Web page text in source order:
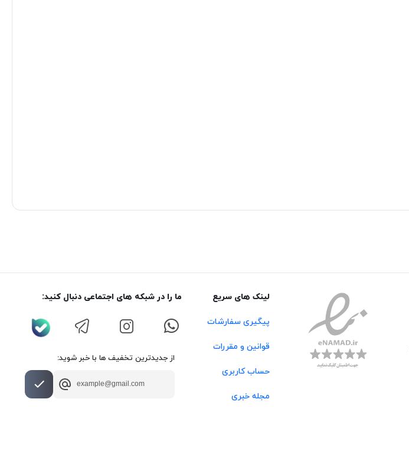
لینک های سریع
پیگیری سفارشات
قوانین و مقررات
حساب کاربری
مجله خبری
ما را در شبکه های اجتماعی دنبال کنید:
از جدیدترین تخفیف ها با خبر شوید: